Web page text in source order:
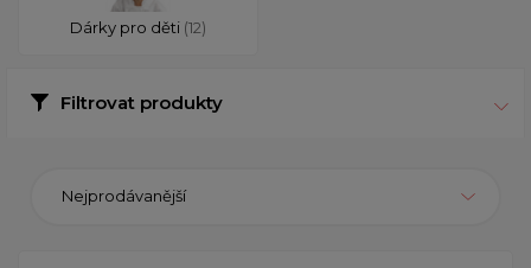
Dárky pro děti (12)
Filtrovat produkty
Nejprodávanější